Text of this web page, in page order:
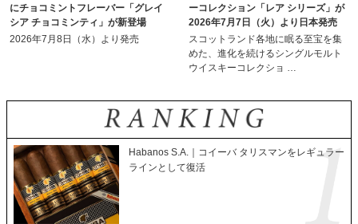
にチョコミントフレーバー「グレイ
シア チョコミンティ」が新登場
2026年7月8日（水）より発売
ーコレクション「レア シリーズ」が
2026年7月7日（火）より日本発売
スコットランド各地に眠る至宝を集
めた、進化を続けるシングルモルト
ウイスキーコレクショ …
Habanos S.A.｜コイーバ タリスマンをレギュラー
ラインとして復活